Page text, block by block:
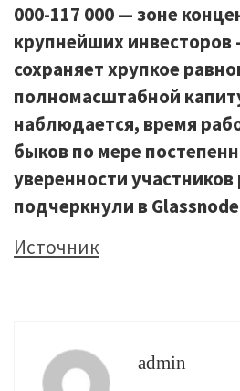
000-117 000 — зоне
крупнейших
сохраняет хрупкое
полномасштабной
наблюдается, время
быков по мере
уверенности
подчеркнули в
Источник
admin